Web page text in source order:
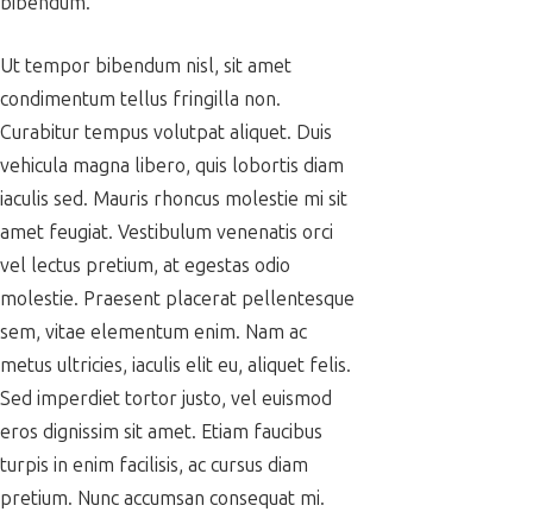
Ut tempor bibendum nisl, sit amet
condimentum tellus fringilla non.
Curabitur tempus volutpat aliquet. Duis
vehicula magna libero, quis lobortis diam
iaculis sed. Mauris rhoncus molestie mi sit
amet feugiat. Vestibulum venenatis orci
vel lectus pretium, at egestas odio
molestie. Praesent placerat pellentesque
sem, vitae elementum enim. Nam ac
metus ultricies, iaculis elit eu, aliquet felis.
Sed imperdiet tortor justo, vel euismod
eros dignissim sit amet. Etiam faucibus
turpis in enim facilisis, ac cursus diam
pretium. Nunc accumsan consequat mi.